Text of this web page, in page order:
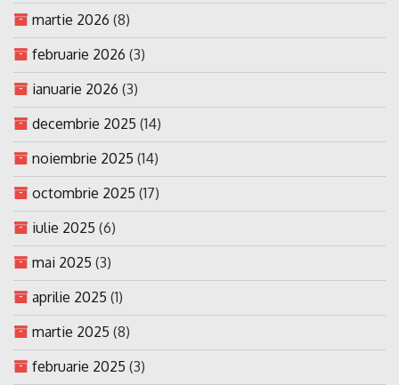
martie 2026 (8)
februarie 2026 (3)
ianuarie 2026 (3)
decembrie 2025 (14)
noiembrie 2025 (14)
octombrie 2025 (17)
iulie 2025 (6)
mai 2025 (3)
aprilie 2025 (1)
martie 2025 (8)
februarie 2025 (3)